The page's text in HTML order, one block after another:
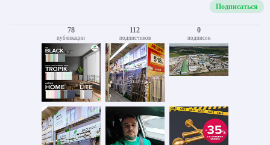
Подписаться
78
публикации
112
подписчиков
0
подписок